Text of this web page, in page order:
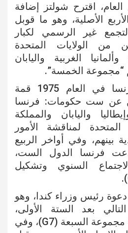
اقترح شولتز إضافة
الأصلية، وهو ما قوبل
غير الرسمي لكبار
من الولايات المتحدة
الغربية واليابان
“مجموعة الخمسة”.
وقد استضافت فرنسا في العام 1975 قمة
عن ست حكومات: فرنسا
واليابان والمملكة
المتحدة لمناقشة الأمور
بينهم، وفي أواخر الربيع
فرنسا الدول الست،
السنوي وتشكيل
1976، تم دعوة رئيس وزراء كندا، وهو
بعد الستة الأولى،
وأصبحت المجموعة مجموعة السبعة (G7)، وفي